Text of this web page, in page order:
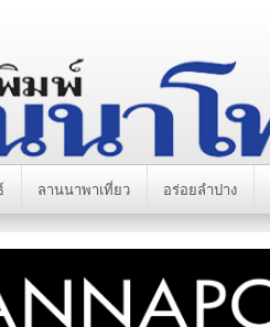
ลานนาพาเที่ยว อร่อยลำปาง